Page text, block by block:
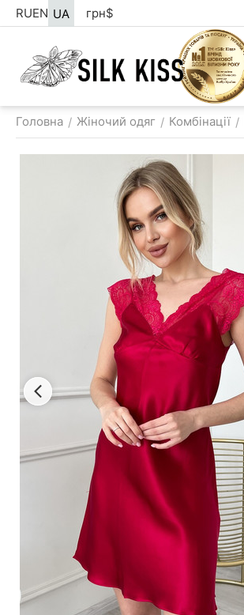
RUEN UA грн$
Головна / Жіночий одяг / Комбінації /